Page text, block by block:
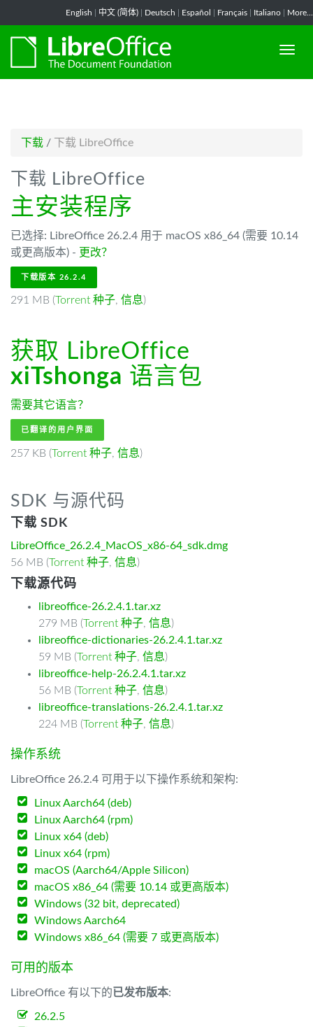
English 中文 (简体) Deutsch Español Français Italiano More...
下载 / 下载 LibreOffice
下载 LibreOffice
主安装程序
已选择: LibreOffice 26.2.4 用于 macOS x86_64 (需要 10.14
或更高版本) - 更改？
下载版本 26.2.4
291 MB (Torrent 种子, 信息)
获取 LibreOffice
xiTshonga 语言包
需要其它语言？
已翻译的用户界面
257 KB (Torrent 种子, 信息)
SDK 与源代码
下载 SDK
LibreOffice_26.2.4_MacOS_x86-64_sdk.dmg
56 MB (Torrent 种子, 信息)
下载源代码
libreoffice-26.2.4.1.tar.xz
279 MB (Torrent 种子, 信息)
libreoffice-dictionaries-26.2.4.1.tar.xz
59 MB (Torrent 种子, 信息)
libreoffice-help-26.2.4.1.tar.xz
56 MB (Torrent 种子, 信息)
libreoffice-translations-26.2.4.1.tar.xz
224 MB (Torrent 种子, 信息)
操作系统
LibreOffice 26.2.4 可用于以下操作系统和架构:
Linux Aarch64 (deb)
Linux Aarch64 (rpm)
Linux x64 (deb)
Linux x64 (rpm)
macOS (Aarch64/Apple Silicon)
macOS x86_64 (需要 10.14 或更高版本)
Windows (32 bit, deprecated)
Windows Aarch64
Windows x86_64 (需要 7 或更高版本)
可用的版本
LibreOffice 有以下的已发布版本:
26.2.5